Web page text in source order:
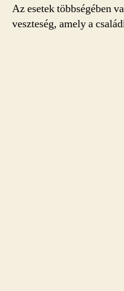
Az esetek többségében
veszteség, amely a